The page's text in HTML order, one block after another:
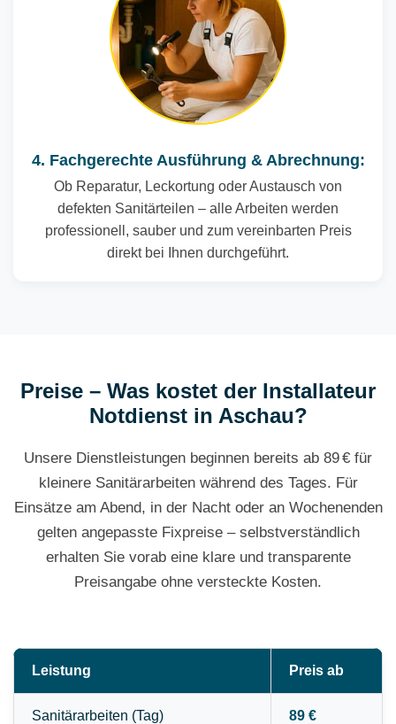
4. Fachgerechte Ausführung & Abrechnung:
Ob Reparatur, Leckortung oder Austausch von
defekten Sanitärteilen – alle Arbeiten werden
professionell, sauber und zum vereinbarten Preis
direkt bei Ihnen durchgeführt.
Preise – Was kostet der Installateur
Notdienst in Aschau?
Unsere Dienstleistungen beginnen bereits ab 89 € für
kleinere Sanitärarbeiten während des Tages. Für
Einsätze am Abend, in der Nacht oder an Wochenenden
gelten angepasste Fixpreise – selbstverständlich
erhalten Sie vorab eine klare und transparente
Preisangabe ohne versteckte Kosten.
Leistung Preis ab
Sanitärarbeiten (Tag) 89 €